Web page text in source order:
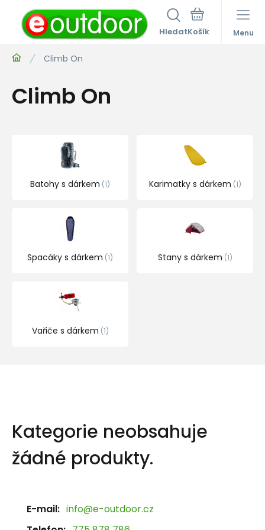
Hledat Menu
Climb On
Climb On
Batohy s dárkem 1 Karimatky s dárkem 1
Spacáky s dárkem 1 Stany s dárkem 1
Vařiče s dárkem 1
Kategorie neobsahuje
žádné produkty.
E-mail: info@e-outdoor.cz